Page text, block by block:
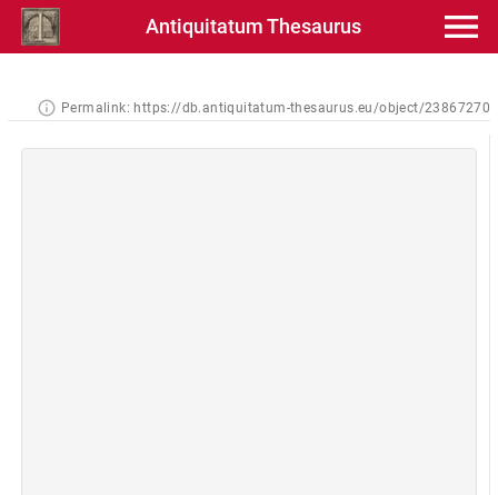
Antiquitatum Thesaurus
Permalink: https://db.antiquitatum-thesaurus.eu/object/23867270